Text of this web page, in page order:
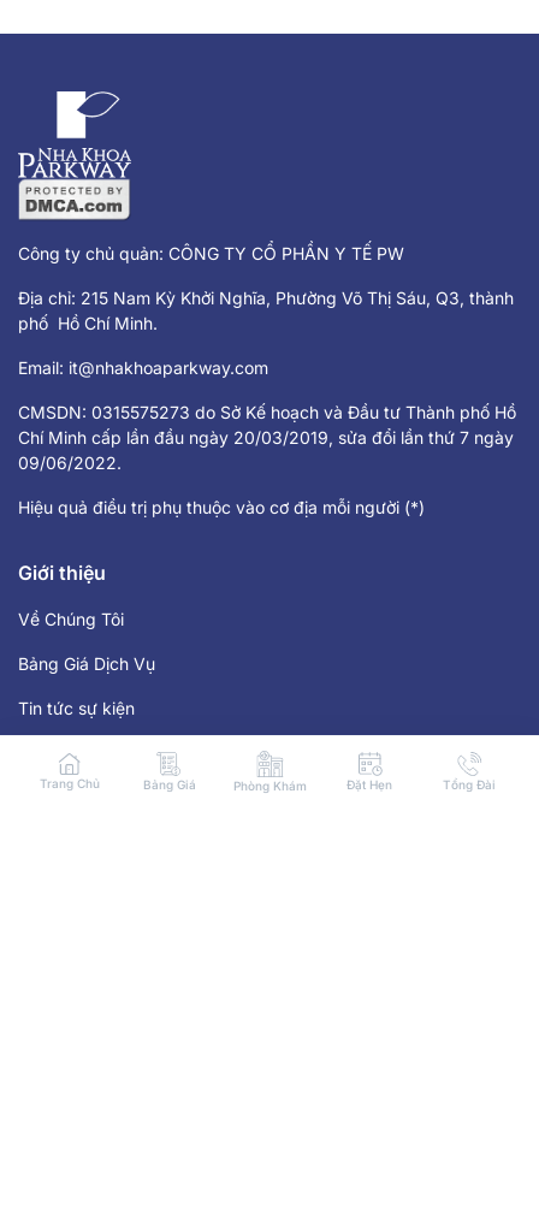
mọc cuối cùng trên cung hàm và
Công ty chủ quản: CÔNG TY CỔ PHẦN Y TẾ PW
Địa chỉ: 215 Nam Kỳ Khởi Nghĩa, Phường Võ Thị Sáu, Q3, thành
phố Hồ Chí Minh.
Email: it@nhakhoaparkway.com
CMSDN: 0315575273 do Sở Kế hoạch và Đầu tư Thành phố Hồ
Chí Minh cấp lần đầu ngày 20/03/2019, sửa đổi lần thứ 7 ngày
09/06/2022.
Hiệu quả điều trị phụ thuộc vào cơ địa mỗi người (*)
Giới thiệu
Về Chúng Tôi
Bảng Giá Dịch Vụ
Tin tức sự kiện
Kiến Thức Nha Khoa
Chính sách bảo mật
Trang Chủ Bảng Giá Phòng Khám Đặt Hẹn Tổng Đài